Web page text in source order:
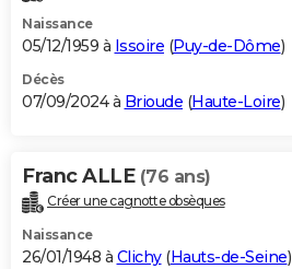
Naissance
05/12/1959 à Issoire (Puy-de-Dôme)
Décès
07/09/2024 à Brioude (Haute-Loire)
Franc ALLE (76 ans)
Créer une cagnotte obsèques
Naissance
26/01/1948 à Clichy(Hauts-de-Seine)